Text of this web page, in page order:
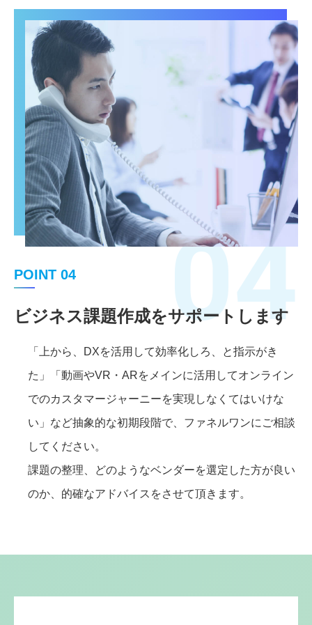
POINT 04
ビジネス課題作成をサポートします
04
「上から、DXを活用して効率化しろ、と指示がき
た」「動画やVR・ARをメインに活用してオンライン
でのカスタマージャーニーを実現しなくてはいけな
い」など抽象的な初期段階で、ファネルワンにご相談
してください。
課題の整理、どのようなベンダーを選定した方が良い
のか、的確なアドバイスをさせて頂きます。